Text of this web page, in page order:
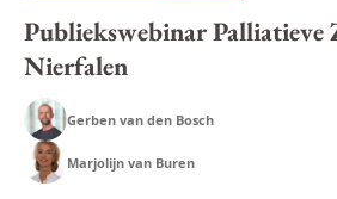
Publiekswebinar Palliatieve
Nierfalen
Gerben van den Bosch
Marjolijn van Buren